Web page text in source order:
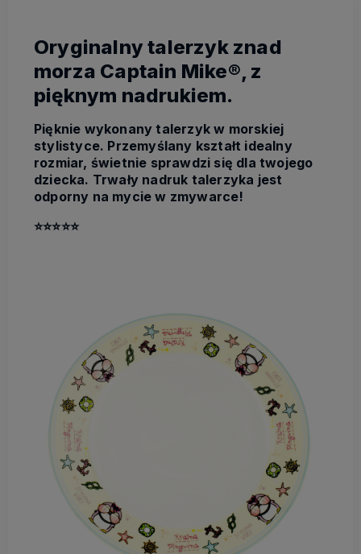
Oryginalny talerzyk znad
morza Captain Mike®, z
pięknym nadrukiem.
Pięknie wykonany talerzyk w morskiej
stylistyce. Przemyślany kształt idealny
rozmiar, świetnie sprawdzi się dla twojego
dziecka. Trwały nadruk talerzyka jest
odporny na mycie w zmywarce!
⭐️⭐️⭐️⭐️⭐️